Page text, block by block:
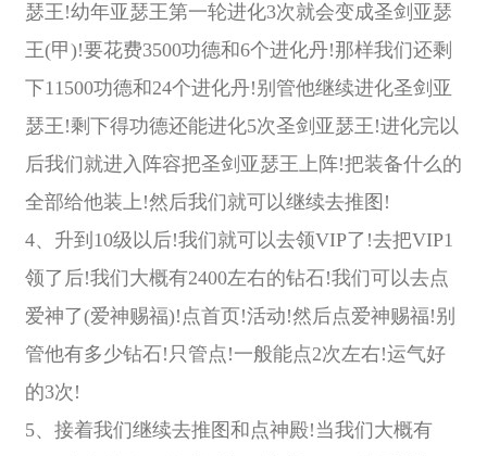
瑟王!幼年亚瑟王第一轮进化3次就会变成圣剑亚瑟
王(甲)!要花费3500功德和6个进化丹!那样我们还剩
下11500功德和24个进化丹!别管他继续进化圣剑亚
瑟王!剩下得功德还能进化5次圣剑亚瑟王!进化完以
后我们就进入阵容把圣剑亚瑟王上阵!把装备什么的
全部给他装上!然后我们就可以继续去推图!
4、升到10级以后!我们就可以去领VIP了!去把VIP1
领了后!我们大概有2400左右的钻石!我们可以去点
爱神了(爱神赐福)!点首页!活动!然后点爱神赐福!别
管他有多少钻石!只管点!一般能点2次左右!运气好
的3次!
5、接着我们继续去推图和点神殿!当我们大概有